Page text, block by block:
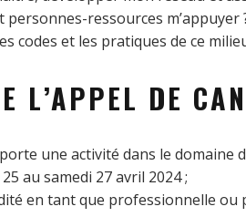
ressources m’appuyer
codes et les pratiques de ce
L’APPEL DE
une activité dans le domaine
au samedi 27 avril 2024 ;
en tant que professionnelle